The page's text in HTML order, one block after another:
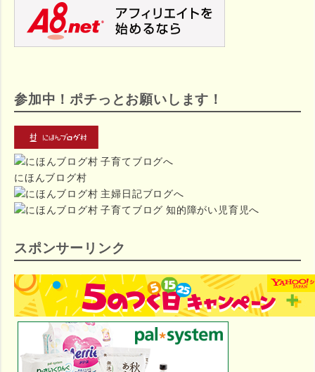
参加中！ポチっとお願いします！
にほんブログ村
スポンサーリンク